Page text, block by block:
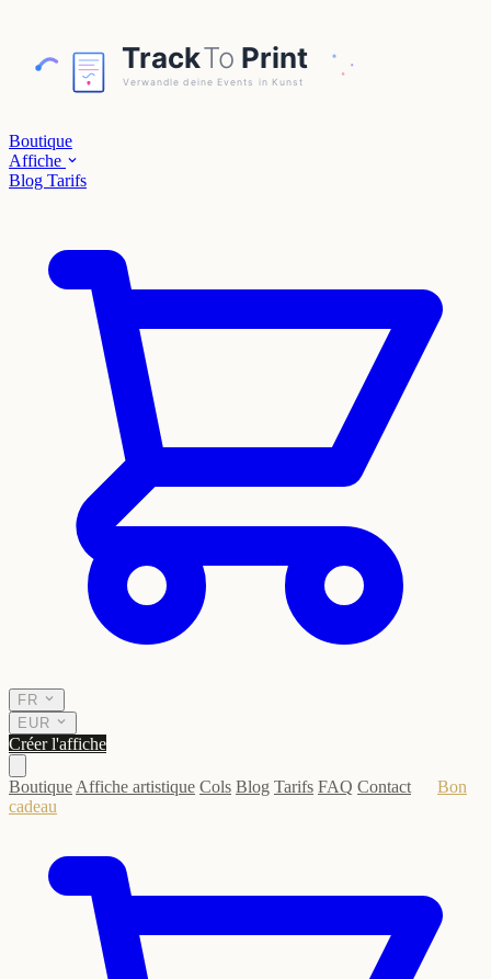
Boutique
Affiche
Blog Tarifs
FR
EUR
Créer l'affiche
Boutique Affiche artistique Cols Blog Tarifs FAQ Contact
Bon
cadeau